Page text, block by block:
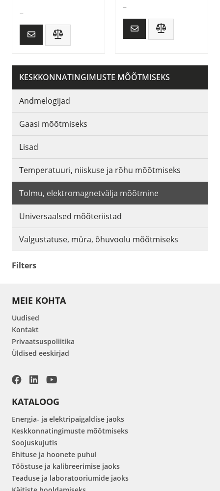
KESKKONNATINGIMUSTE MÕÕTMISEKS
Andmelogijad
Gaasi mõõtmiseks
Lisad
Temperatuuri, niiskuse ja rõhu mõõtmiseks
Tolmu, elektromagnetvälja mõõtmine
Universaalsed mõõteriistad
Valgustatuse, müra, õhuvoolu mõõtmiseks
Filters
–
–
MEIE KOHTA
Uudised
Kontakt
Privaatsuspoliitika
Üldised eeskirjad
KATALOOG
Energia- ja elektripaigaldise jaoks
Keskkonnatingimuste mõõtmiseks
Soojuskujutis
Ehituse ja hoonete puhul
Tööstuse ja kalibreerimise jaoks
Teaduse ja laboratooriumide jaoks